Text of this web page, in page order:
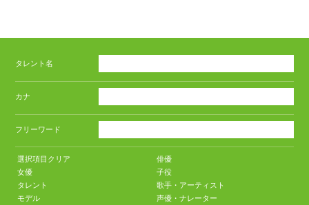
タレント名
カナ
フリーワード
選択項目クリア
俳優
女優
子役
タレント
歌手・アーティスト
モデル
声優・ナレーター